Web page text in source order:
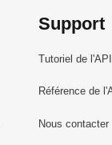
Support
Tutoriel de l'API
Référence de
Nous contacter